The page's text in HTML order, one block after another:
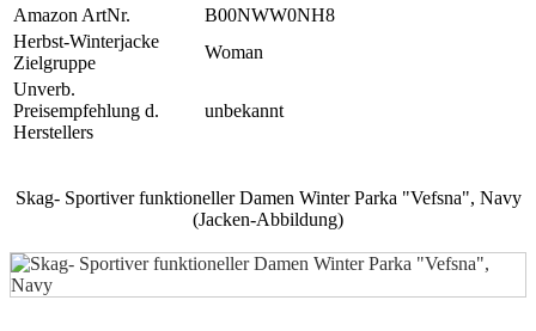
Amazon ArtNr.
B00NWW0NH8
Herbst-Winterjacke
Zielgruppe
Woman
Unverb.
Preisempfehlung d.
Herstellers
unbekannt
Skag- Sportiver funktioneller Damen Winter Parka "Vefsna", Navy
(Jacken-Abbildung)